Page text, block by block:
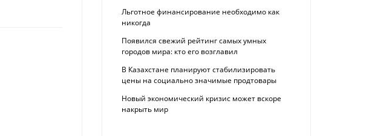
Льготное финансирование необходимо как
никогда
Появился свежий рейтинг самых умных
городов мира: кто его возглавил
В Казахстане планируют стабилизировать
цены на социально значимые продтовары
Новый экономический кризис может вскоре
накрыть мир